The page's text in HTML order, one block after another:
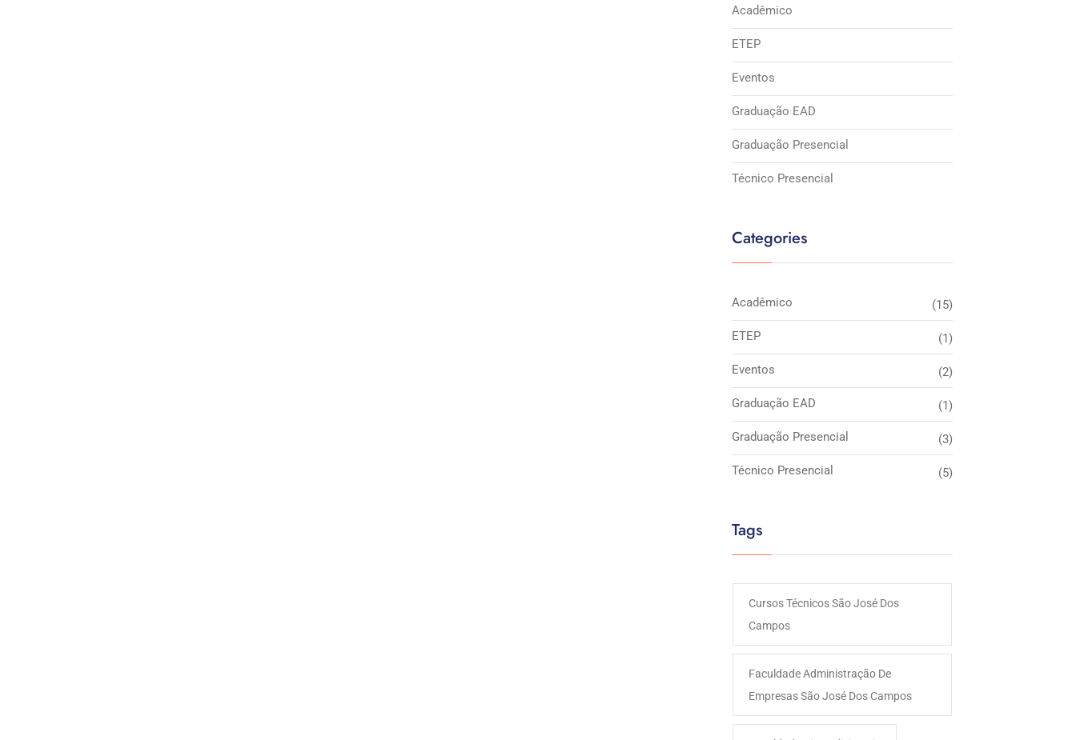
Acadêmico
ETEP
Eventos
Graduação EAD
Graduação Presencial
Técnico Presencial
Categories
Acadêmico (15)
ETEP (1)
Eventos (2)
Graduação EAD (1)
Graduação Presencial (3)
Técnico Presencial (5)
Tags
Cursos Técnicos São José Dos
Campos
Faculdade Administração De
Empresas São José Dos Campos​